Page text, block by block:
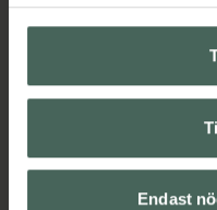
Endast
Kontakta oss
Handla tryggt
Leverans, betalning och
Kundklubb